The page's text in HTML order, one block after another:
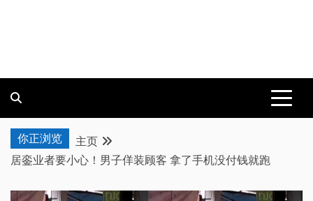
你正浏览
主页
居銮业者要小心！男子佯装顾客 拿了手机没付钱就跑